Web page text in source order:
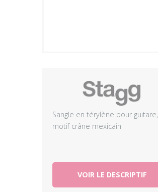
Sangle en térylène pour guitare,
motif crâne mexicain
VOIR LE DESCRIPTIF